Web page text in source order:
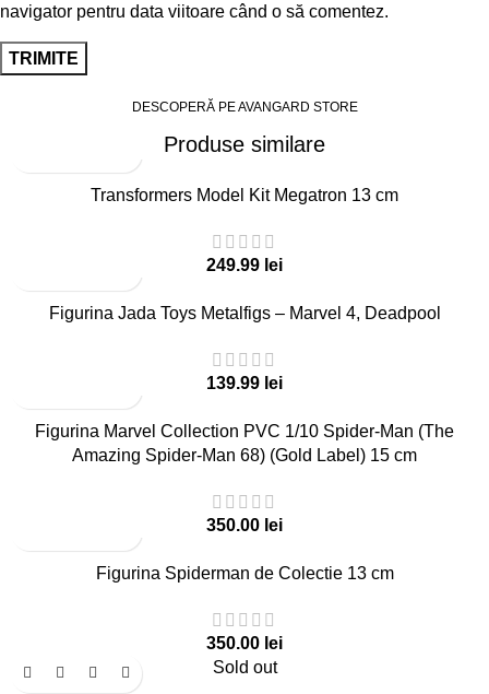
navigator pentru data viitoare când o să comentez.
DESCOPERĂ PE AVANGARD STORE
Produse similare
Transformers Model Kit Megatron 13 cm
lei
Figurina Jada Toys Metalfigs – Marvel 4, Deadpool
lei
Figurina Marvel Collection PVC 1/10 Spider-Man (The
Amazing Spider-Man 68) (Gold Label) 15 cm
lei
Figurina Spiderman de Colectie 13 cm
lei
Sold out